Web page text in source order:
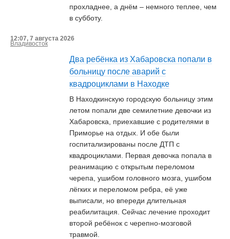
прохладнее, а днём – немного теплее, чем
в субботу.
12:07, 7 августа 2026
Владивосток
Два ребёнка из Хабаровска попали в
больницу после аварий с
квадроциклами в Находке
В Находкинскую городскую больницу этим
летом попали две семилетние девочки из
Хабаровска, приехавшие с родителями в
Приморье на отдых. И обе были
госпитализированы после ДТП с
квадроциклами. Первая девочка попала в
реанимацию с открытым переломом
черепа, ушибом головного мозга, ушибом
лёгких и переломом ребра, её уже
выписали, но впереди длительная
реабилитация. Сейчас лечение проходит
второй ребёнок с черепно-мозговой
травмой.